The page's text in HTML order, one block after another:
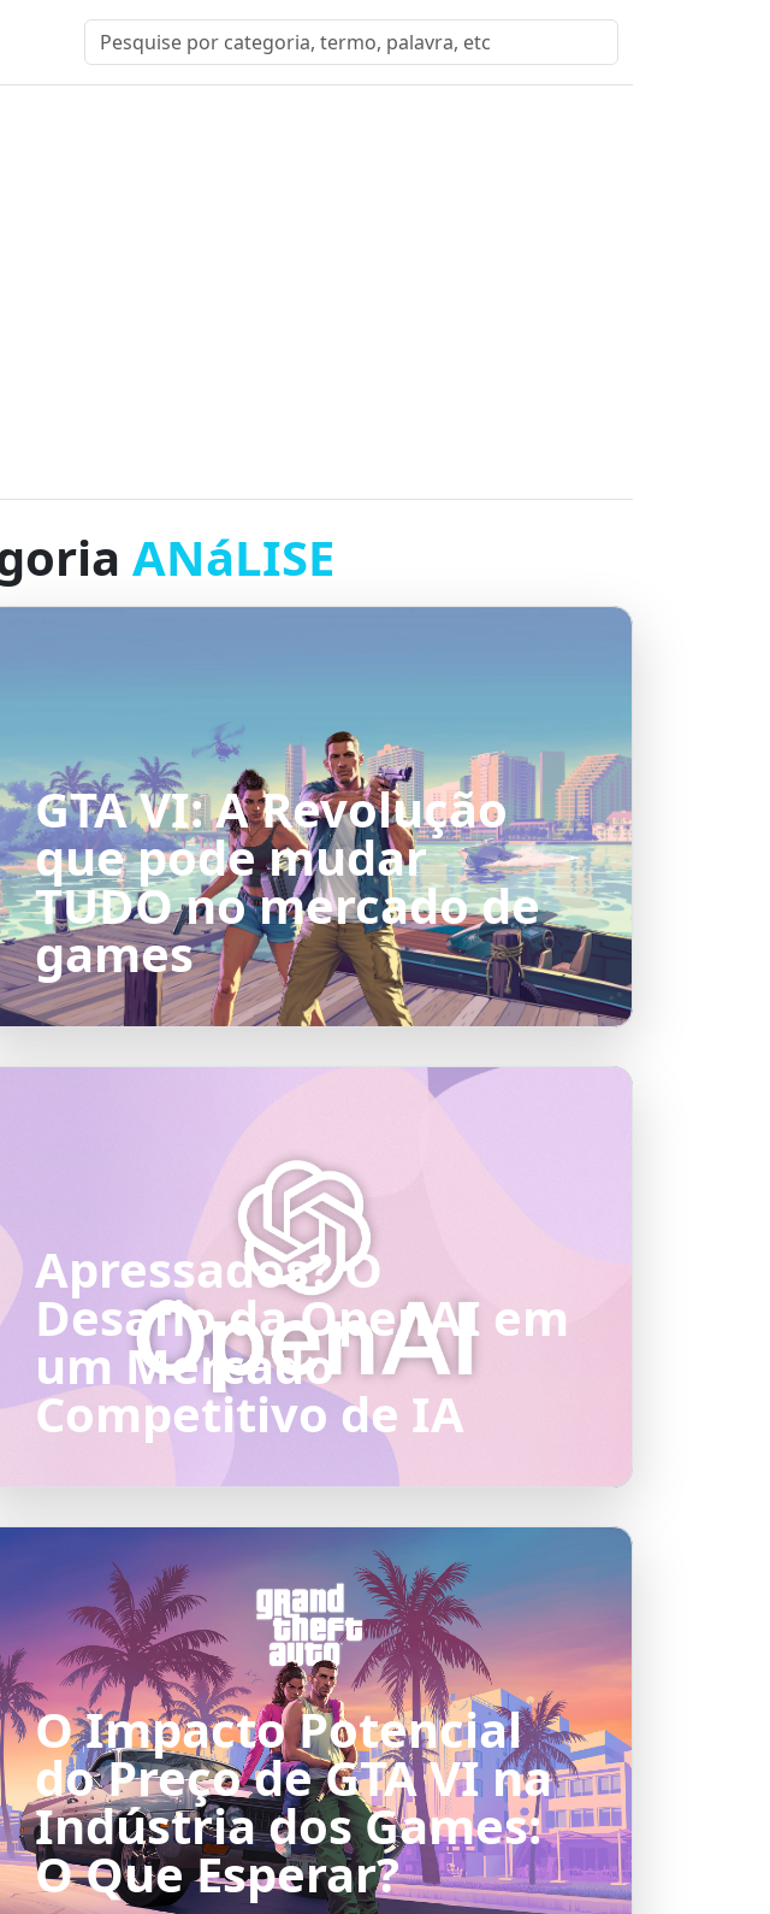
ANáLISE
GTA VI: A Revolução
que pode mudar
TUDO no mercado de
games
Apressados? O
Desafio da OpenAI em
um Mercado
Competitivo de IA
O Impacto Potencial
do Preço de GTA VI na
Indústria dos Games:
O Que Esperar?